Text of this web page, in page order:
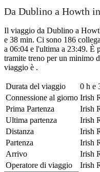
Da Dublino a Howth
Il viaggio da Dublino a
e 38 min. Ci sono 186
a 06:04 e l'ultima a 23:49. È
tramite treno per un minimo
viaggio è .
Durata del viaggio
0 h e
Connessione al giorno Irish
Prima Partenza
Irish
Ultima partenza
Irish
Distanza
Irish
Partenza
Irish
Arrivo
Irish
Operatore di viaggio
Irish